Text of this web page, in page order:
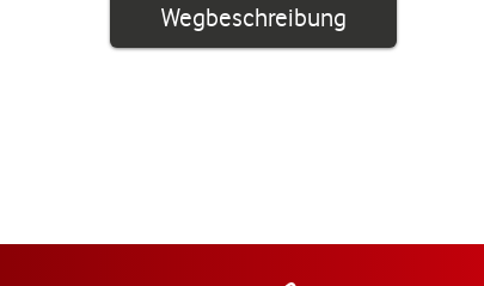
WegbeschreibungLink öffnet in